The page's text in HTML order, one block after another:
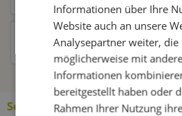
Kunden haben sich ebenfalls
Service Hotline
Informationen über Ihre
Website auch an unsere
Analysepartner weiter, die
möglicherweise mit
Informationen
bereitgestellt haben oder
Rahmen Ihrer Nutzung